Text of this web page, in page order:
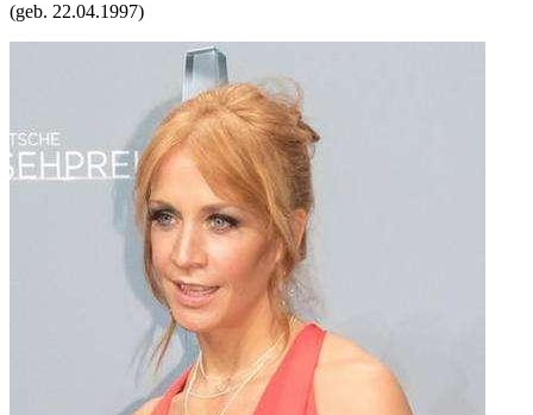
(geb. 22.04.1997)